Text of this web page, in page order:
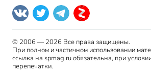
© 2006 — 2026 Все права защищены.
При полном и частичном использовании
ссылка на spmag.ru обязательна, при
перепечатки.